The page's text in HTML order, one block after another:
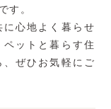
す。
心地よく暮らせ
ットと暮らす住
、ぜひお気軽にご